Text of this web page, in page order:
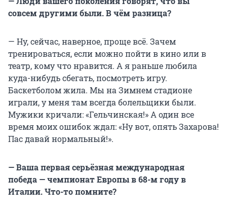
совсем другими были. В чём разница?
— Ну, сейчас, наверное, проще всё. Зачем
тренироваться, если можно пойти в кино или в
театр, кому что нравится. А я раньше любила
куда-нибудь сбегать, посмотреть игру.
Баскетболом жила. Мы на Зимнем стадионе
играли, у меня там всегда болельщики были.
Мужики кричали: «Гельчинская!» А один все
время моих ошибок ждал: «Ну вот, опять Захарова!
Пас давай нормальный!».
— Ваша первая серьёзная международная
победа — чемпионат Европы в 68-м году в
Италии. Что-то помните?